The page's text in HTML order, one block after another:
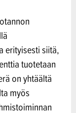
erityisesti siitä,
tuotetaan
on yhtäältä
myös